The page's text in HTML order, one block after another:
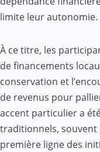
limite leur autonomie.
À ce titre, les
de financements
conservation et
de revenus pour
accent particulier a
traditionnels, souvent
première ligne des